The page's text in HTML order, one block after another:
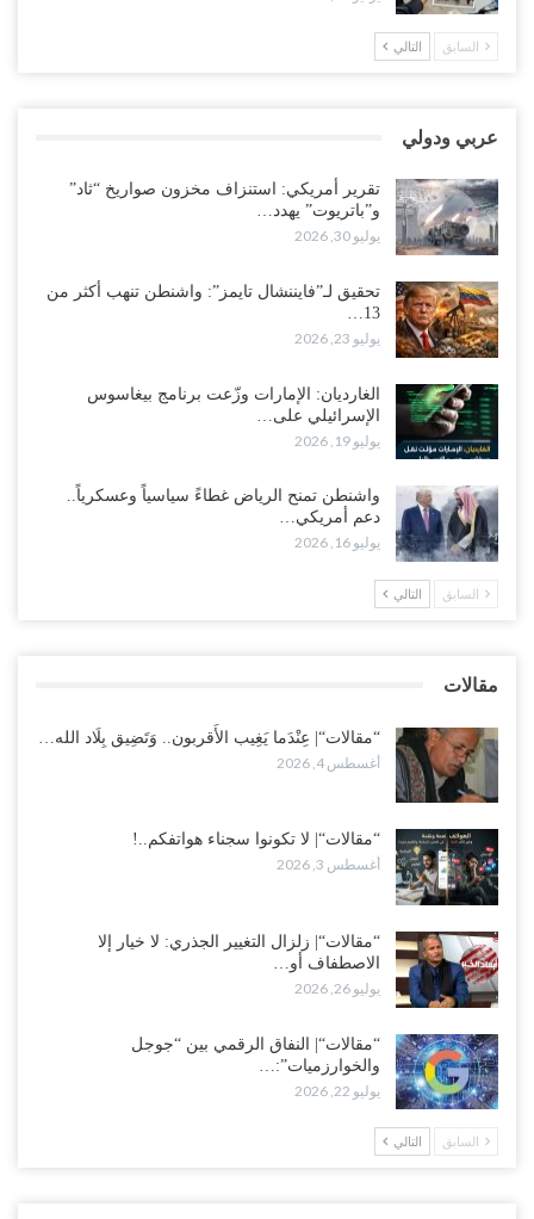
بالعبر.. هل بدأت الرياض إعادة هيكلة فصائلها بعد…
أغسطس 2, 2026
أغسطس 2, 2026
“تعز“| غضب شعبي يشلّ الخط الساحلي المخا- عدن.. هل بدأت المناطق
الاستراتيجية بالانفجار من الداخل..!
أغسطس 2, 2026
“حضرموت“| الانتقالي يناقش تشكيل لجان أهلية بأهم مناطق النفط..
وتلميحات إماراتية إلى انتقال التصعيد نحو الخيار العسكري..!
مع اختفاء وزيرة واستقالة آخر وصراع على السفارات.. أزمة المحاصصة
تعصف بحكومة عدن..!
عقب محاولة انسحابه من مطارح الريان.. المخابرات السعودية تصفي أبرز
مساعدي الحجوري..!
أغسطس 1, 2026
أغسطس 1, 2026
السابق التالي
عربي ودولي
تقرير أمريكي: استنزاف مخزون صواريخ “ثاد”
و”باتريوت” يهدد…
يوليو 30, 2026
تحقيق لـ”فايننشال تايمز”: واشنطن تنهب أكثر من
13…
يوليو 23, 2026
الغارديان: الإمارات وزّعت برنامج بيغاسوس
الإسرائيلي على…
يوليو 19, 2026
واشنطن تمنح الرياض غطاءً سياسياً وعسكرياً..
دعم أمريكي…
يوليو 16, 2026
السابق التالي
مقالات
“مقالات“| عِنْدَما يَغِيب الأَقربون.. وَتَضِيق بِلَاد الله…
أغسطس 4, 2026
“مقالات“| لا تكونوا سجناء هواتفكم..!
أغسطس 3, 2026
“مقالات“| زلزال التغيير الجذري: لا خيار إلا
الاصطفاف أو…
يوليو 26, 2026
“مقالات“| النفاق الرقمي بين “جوجل
والخوارزميات”:…
يوليو 22, 2026
السابق التالي